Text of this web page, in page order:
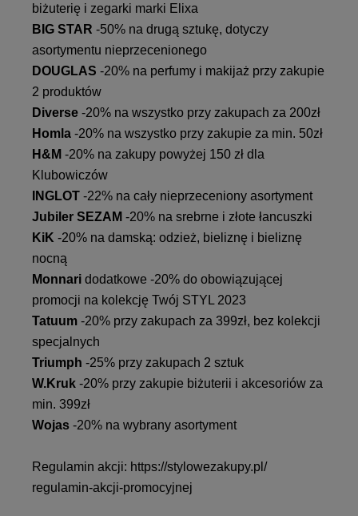
biżuterię i zegarki marki Elixa
BIG STAR -50% na drugą sztukę, dotyczy
asortymentu nieprzecenionego
DOUGLAS -20% na perfumy i makijaż przy zakupie
2 produktów
Diverse -20% na wszystko przy zakupach za 200zł
Homla -20% na wszystko przy zakupie za min. 50zł
H&M -20% na zakupy powyżej 150 zł dla
Klubowiczów
INGLOT -22% na cały nieprzeceniony asortyment
Jubiler SEZAM -20% na srebrne i złote łancuszki
KiK -20% na damską: odzież, bieliznę i bieliznę
nocną
Monnari dodatkowe -20% do obowiązującej
promocji na kolekcję Twój STYL 2023
Tatuum -20% przy zakupach za 399zł, bez kolekcji
specjalnych
Triumph -25% przy zakupach 2 sztuk
W.Kruk -20% przy zakupie biżuterii i akcesoriów za
min. 399zł
Wojas -20% na wybrany asortyment
Regulamin akcji: https://stylowezakupy.pl/
regulamin-akcji-promocyjnej